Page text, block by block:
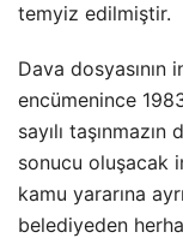
temyiz edilmiştir.
Dava dosyasının
encümenince
sayılı
sonucu oluşacak
kamu yararına
belediyeden